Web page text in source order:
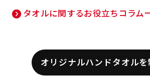
タオルに関するお役立ちコラム
オリジナルハンドタオル